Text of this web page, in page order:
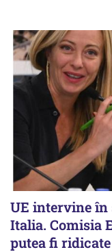
UE intervine în
Italia. Comisia
putea fi